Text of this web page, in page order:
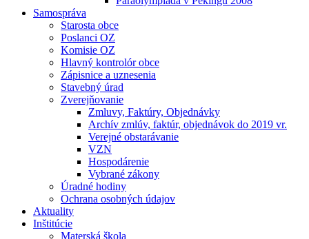
Samospráva
Starosta obce
Poslanci OZ
Komisie OZ
Hlavný kontrolór obce
Zápisnice a uznesenia
Stavebný úrad
Zverejňovanie
Zmluvy, Faktúry, Objednávky
Archív zmlúv, faktúr, objednávok do 2019 vr.
Verejné obstarávanie
VZN
Hospodárenie
Vybrané zákony
Úradné hodiny
Ochrana osobných údajov
Aktuality
Inštitúcie
Materská škola